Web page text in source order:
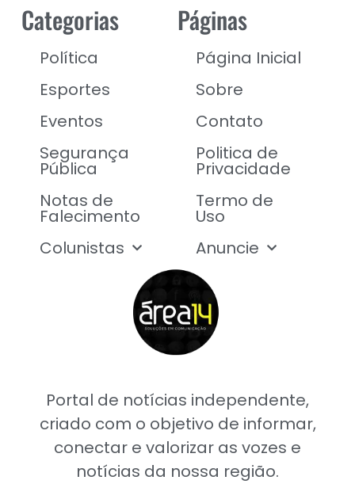
Portal de notícias independente,
criado com o objetivo de informar,
conectar e valorizar as vozes e
notícias da nossa região.
Categorias
Política
Esportes
Eventos
Segurança
Pública
Notas de
Falecimento
Colunistas
Páginas
Página Inicial
Sobre
Contato
Politica de
Privacidade
Termo de
Uso
Anuncie